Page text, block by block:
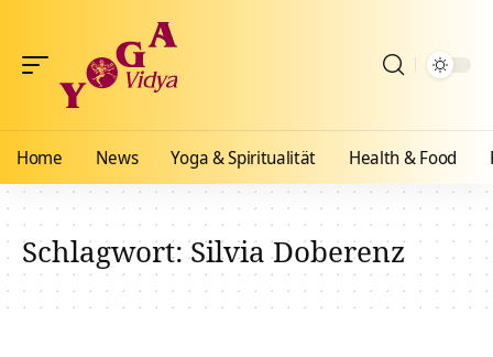
Home News Yoga & Spiritualität Health & Food
Schlagwort:Silvia Doberenz